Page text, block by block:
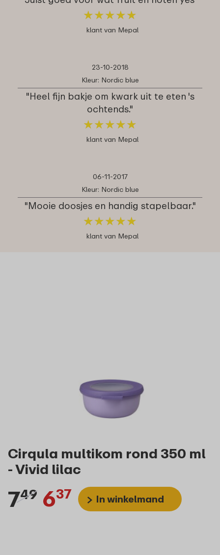
★★★★★
★★★★★
klant van Mepal
23-10-2018
Kleur: Nordic blue
"Heel fijn bakje om kwark uit te eten 's
ochtends."
★★★★★
★★★★★
klant van Mepal
06-11-2017
Kleur: Nordic blue
"Mooie doosjes en handig stapelbaar."
★★★★★
★★★★★
klant van Mepal
Cirqula multikom rond 350 ml
- Vivid lilac
749 637 In winkelmand